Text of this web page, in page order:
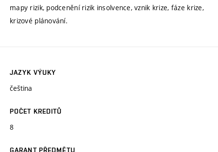
mapy rizik, podcenění rizik insolvence, vznik krize, fáze krize,
krizové plánování.
JAZYK VÝUKY
čeština
POČET KREDITŮ
8
GARANT PŘEDMĚTU